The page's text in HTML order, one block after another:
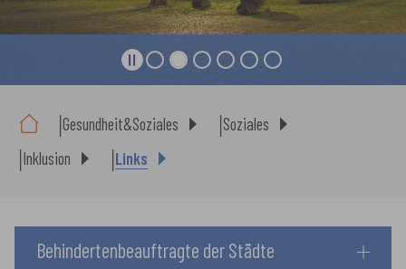
Gesundheit&Soziales
Soziales
Inklusion
Links
Behindertenbeauftragte der Städte